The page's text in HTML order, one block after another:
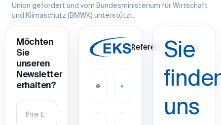
Union gefördert und vom Bundesministerium für Wirtschaft
und Klimaschutz (BMWK) unterstützt.
Möchten
Sie
unseren
Newsletter
erhalten?
ReferenzenSie
uns